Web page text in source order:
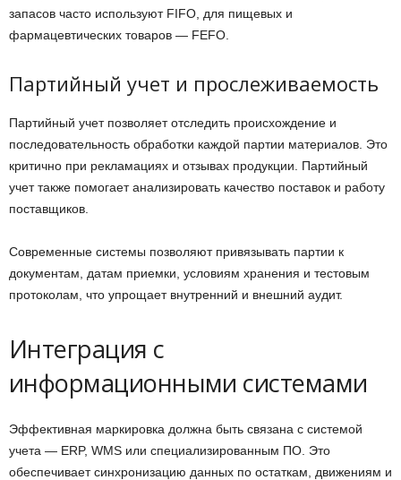
запасов часто используют FIFO, для пищевых и
фармацевтических товаров — FEFO.
Партийный учет и прослеживаемость
Партийный учет позволяет отследить происхождение и
последовательность обработки каждой партии материалов. Это
критично при рекламациях и отзывах продукции. Партийный
учет также помогает анализировать качество поставок и работу
поставщиков.
Современные системы позволяют привязывать партии к
документам, датам приемки, условиям хранения и тестовым
протоколам, что упрощает внутренний и внешний аудит.
Интеграция с
информационными системами
Эффективная маркировка должна быть связана с системой
учета — ERP, WMS или специализированным ПО. Это
обеспечивает синхронизацию данных по остаткам, движениям и